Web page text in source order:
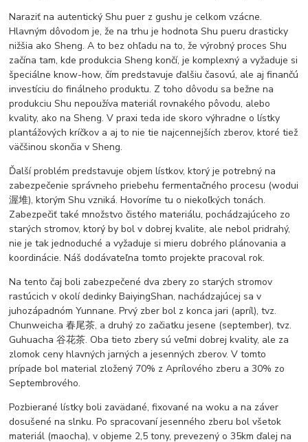
Naraziť na autentický Shu puer z gushu je celkom vzácne.
Hlavným dôvodom je, že na trhu je hodnota Shu pueru drasticky
nižšia ako Sheng. A to bez ohľadu na to, že výrobný proces Shu
začína tam, kde produkcia Sheng končí, je komplexný a vyžaduje si
špeciálne know-how, čím predstavuje ďalšiu časovú, ale aj finančú
investíciu do finálneho produktu. Z toho dôvodu sa bežne na
produkciu Shu nepoužíva materiál rovnakého pôvodu, alebo
kvality, ako na Sheng. V praxi teda ide skoro výhradne o lístky
plantážových kríčkov a aj to nie tie najcennejších zberov, ktoré tiež
väčšinou skončia v Sheng.
Ďalší problém predstavuje objem lístkov, ktorý je potrebný na
zabezpečenie správneho priebehu fermentačného procesu (wodui
渥堆), ktorým Shu vzniká. Hovoríme tu o niekoľkých tonách.
Zabezpečiť také množstvo čistého materiálu, pochádzajúceho zo
starých stromov, ktorý by bol v dobrej kvalite, ale nebol pridrahý,
nie je tak jednoduché a vyžaduje si mieru dobrého plánovania a
koordinácie. Náš dodávateľna tomto projekte pracoval rok.
Na tento čaj boli zabezpečené dva zbery zo starých stromov
rastúcich v okolí dedinky BaiyingShan, nachádzajúcej sa v
juhozápadnóm Yunnane. Prvý zber bol z konca jari (apríl), tvz.
Chunweicha 春尾茶, a druhý zo začiatku jesene (september), tvz.
Guhuacha 谷花茶. Oba tieto zbery sú veľmi dobrej kvality, ale za
zlomok ceny hlavných jarných a jesenných zberov. V tomto
prípade bol material zložený 70% z Aprílového zberu a 30% zo
Septembrového.
Pozbierané lístky boli zavädané, fixované na woku a na záver
dosušené na slnku. Po spracovaní jesenného zberu bol všetok
materiál (maocha), v objeme 2,5 tony, prevezený o 35km ďalej na